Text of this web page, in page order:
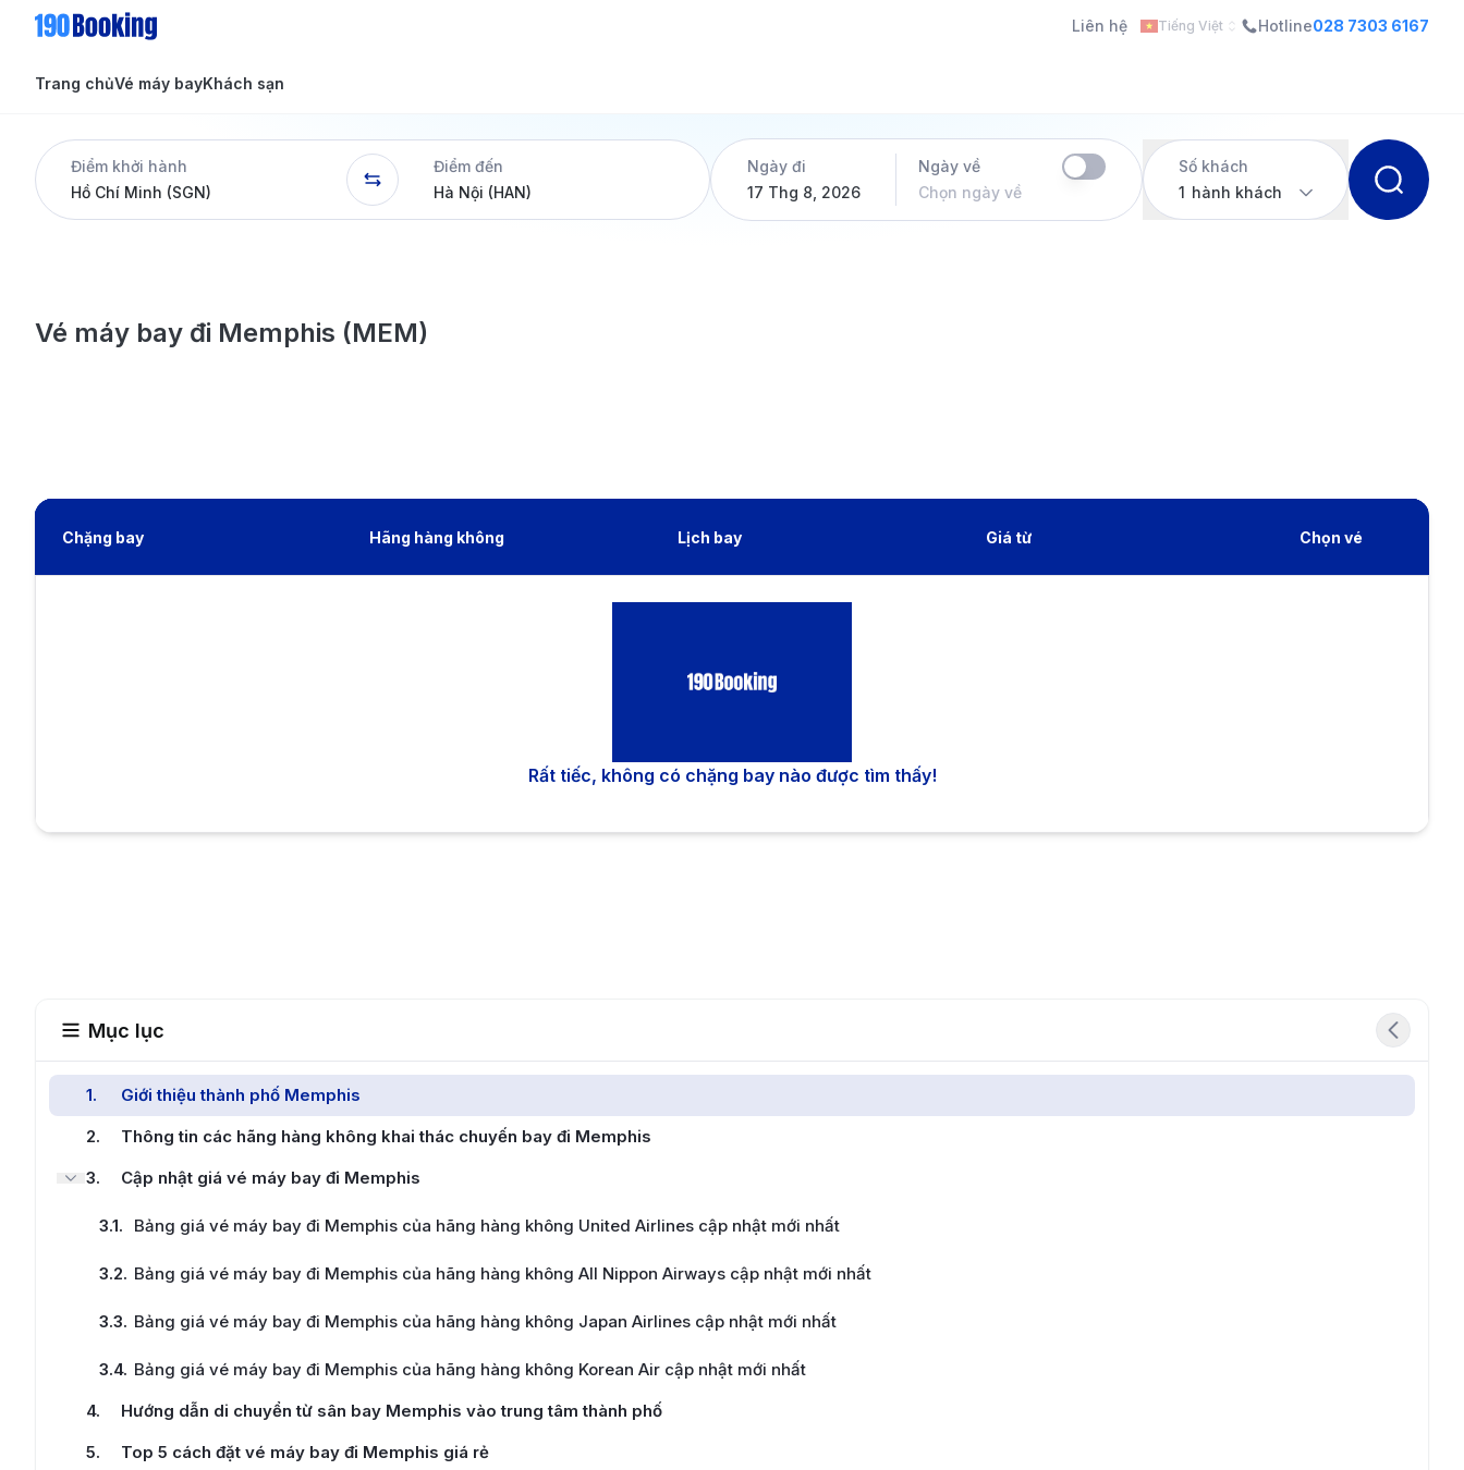
Liên hệ Tiếng Việt Hotline028 7303 6167
Trang chủVé máy bay
Tin tức
Dịch vụ
Khách sạn
Tin tức
Điểm khởi hành
Điểm đến
Ngày đi
17 Thg 8, 2026
Ngày về
Chọn ngày về
Số khách
1 hành khách
Vé máy bay đi Memphis (MEM)
Chặng bay Hãng hàng không Lịch bay Giá từ Chọn vé
Rất tiếc, không có chặng bay nào được tìm thấy!
Mục lục
1.
Giới thiệu thành phố Memphis
2.
Thông tin các hãng hàng không khai thác chuyến bay đi Memphis
3. Cập nhật giá vé máy bay đi Memphis
3.1. Bảng giá vé máy bay đi Memphis của hãng hàng không United Airlines cập nhật mới nhất
3.2. Bảng giá vé máy bay đi Memphis của hãng hàng không All Nippon Airways cập nhật mới nhất
3.3. Bảng giá vé máy bay đi Memphis của hãng hàng không Japan Airlines cập nhật mới nhất
3.4. Bảng giá vé máy bay đi Memphis của hãng hàng không Korean Air cập nhật mới nhất
4.
Hướng dẫn di chuyển từ sân bay Memphis vào trung tâm thành phố
5.
Top 5 cách đặt vé máy bay đi Memphis giá rẻ